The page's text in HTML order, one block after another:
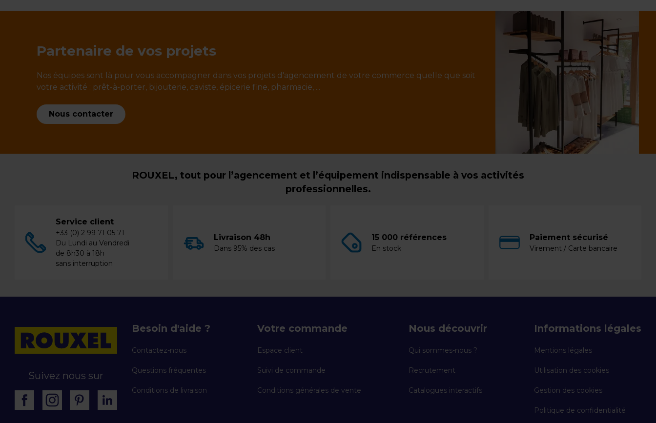
Partenaire de vos projets
Nos équipes sont là pour vous accompagner dans vos projets d'agencement de votre commerce quelle que soit
votre activité : prêt-à-porter, bijouterie, caviste, épicerie fine, pharmacie, ...
Nous contacter
ROUXEL, tout pour l’agencement et l’équipement indispensable à vos activités
professionnelles.
Service client
+33 (0) 2 99 71 05 71
Du Lundi au Vendredi
de 8h30 à 18h
sans interruption
Livraison 48h
Dans 95% des cas
15 000 références
En stock
Paiement sécurisé
Virement / Carte bancaire
Suivez nous sur
Besoin d'aide ?
Contactez-nous
Questions fréquentes
Conditions de livraison
Votre commande
Espace client
Suivi de commande
Conditions générales de vente
Nous découvrir
Qui sommes-nous ?
Recrutement
Catalogues interactifs
Informations légales
Mentions légales
Utilisation des cookies
Gestion des cookies
Politique de confidentialité